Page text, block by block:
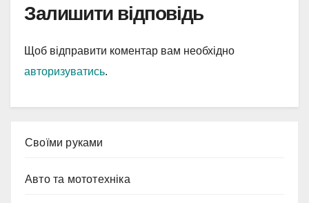
Залишити відповідь
Щоб відправити коментар вам необхідно
авторизуватись.
Cвоїми руками
Авто та мототехніка